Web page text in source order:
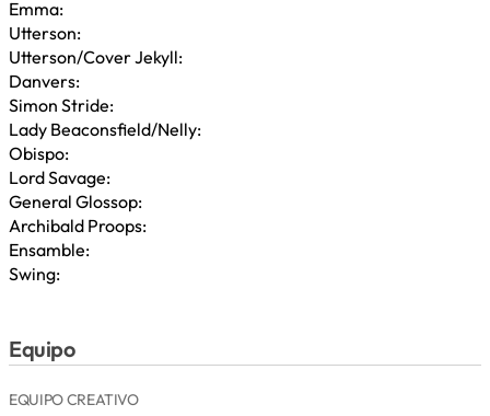
Emma:
Utterson:
Utterson/Cover Jekyll:
Danvers:
Simon Stride:
Lady Beaconsfield/Nelly:
Obispo:
Lord Savage:
General Glossop:
Archibald Proops:
Ensamble:
Swing:
Equipo
EQUIPO CREATIVO